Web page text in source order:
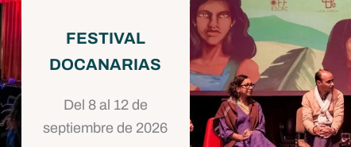
FESTIVAL
DOCANARIAS
Del 8 al 12 de
septiembre de 2026